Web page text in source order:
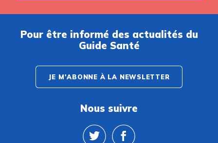
Pour être informé des actualités du
Guide Santé
JE M'ABONNE À LA NEWSLETTER
Nous suivre